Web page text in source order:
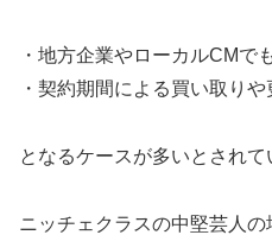
・地方企業やローカルCMで
・契約期間による買い取り
となるケースが多いとされて
ニッチェクラスの中堅芸人